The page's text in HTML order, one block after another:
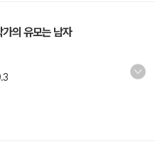
의 유모는 남자